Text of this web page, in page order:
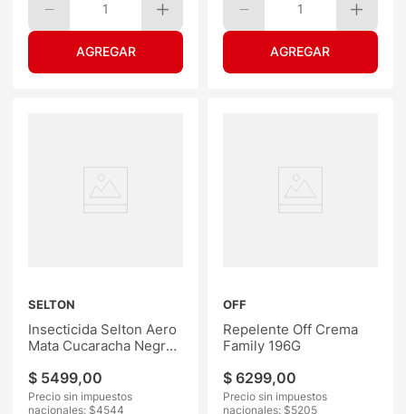
1 1
SELTON
Insecticida Selton Aero
Mata Cucaracha Negro
$ 5499,00
Precio sin impuestos
nacionales: $4544
OFF
Repelente Off Crema
Family 196G
$ 6299,00
Precio sin impuestos
nacionales: $5205